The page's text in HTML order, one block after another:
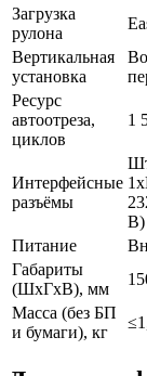
Загрузка
рулона
Вертикальная
установка
Ресурс
автоотреза,
циклов
1
Интерфейсные
разъёмы
В)
Питание
Габариты
(ШхГхВ), мм
Масса (без БП
и бумаги), кг